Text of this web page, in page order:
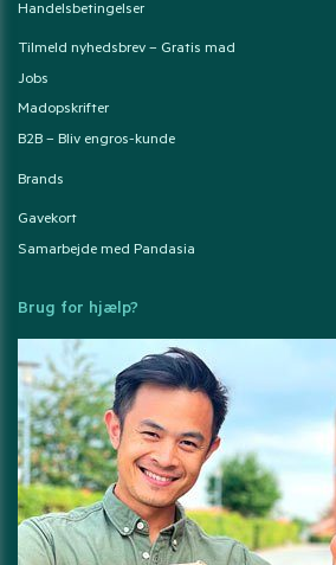
Handelsbetingelser
Tilmeld nyhedsbrev – Gratis mad
Jobs
Madopskrifter
B2B – Bliv engros-kunde
Brands
Gavekort
Samarbejde med Pandasia
Brug for hjælp?